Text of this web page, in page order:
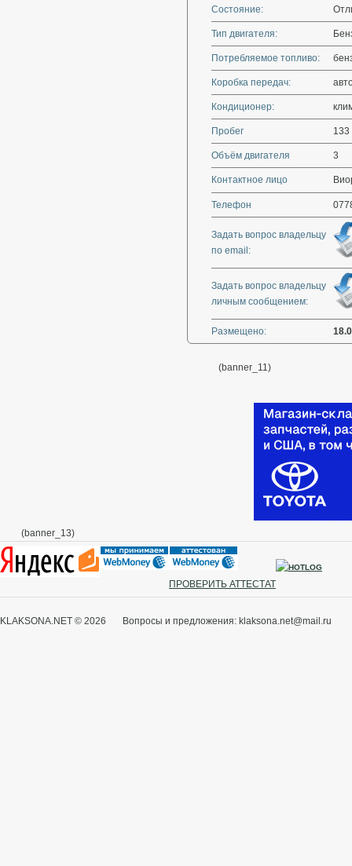
Состояние:
Тип двигателя:
Потребляемое топливо:
Коробка передач:
Кондиционер:
Пробег 133
Объём двигателя 3
Контактное лицо
Телефон
Задать вопрос владельцу
по email:
Задать вопрос владельцу
личным сообщением:
Размещено:
(banner_11)
(banner_13)
ПРОВЕРИТЬ АТТЕСТАТ
KLAKSONA.NET © 2026 Вопросы и предложения: klaksona.net@mail.ru